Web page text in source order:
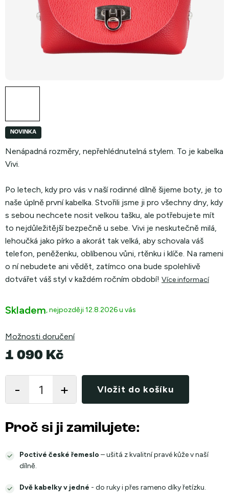
NOVINKA
Nenápadná rozměry, nepřehlédnutelná stylem. To je kabelka
Vivi.
Po letech, kdy pro vás v naší rodinné dílně šijeme boty, je to
naše úplně první kabelka. Stvořili jsme ji pro všechny dny, kdy
s sebou nechcete nosit velkou tašku, ale potřebujete mít
to nejdůležitější bezpečně u sebe. Vivi je neskutečně milá,
lehoučká jako pírko a akorát tak velká, aby schovala váš
telefon, peněženku, oblíbenou vůni, rtěnku i klíče. Na rameni
o ní nebudete ani vědět, zatímco ona bude spolehlivě
dotvářet váš styl v každém ročním období! Více informací
Skladem 12.8.2026
Možnosti doručení
1 090 Kč
cena:
Vložit do košíku
Proč si ji zamilujete:
Poctivé české řemeslo – ušitá z kvalitní pravé kůže v naší
dílně.
Dvě kabelky v jedné - do ruky i přes rameno díky řetízku.